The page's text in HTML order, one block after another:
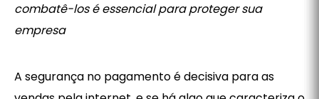
combatê-los é essencial para proteger sua
empresa
A segurança no pagamento é decisiva para as